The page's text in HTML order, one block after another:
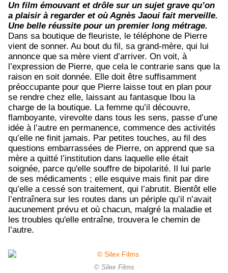
Un film émouvant et drôle sur un sujet grave qu’on
a plaisir à regarder et où Agnès Jaoui fait merveille.
Une belle réussite pour un premier long métrage.
Dans sa boutique de fleuriste, le téléphone de Pierre
vient de sonner. Au bout du fil, sa grand-mère, qui lui
annonce que sa mère vient d’arriver. On voit, à
l’expression de Pierre, que cela le contrarie sans que la
raison en soit donnée. Elle doit être suffisamment
préoccupante pour que Pierre laisse tout en plan pour
se rendre chez elle, laissant au fantasque Ibou la
charge de la boutique. La femme qu’il découvre,
flamboyante, virevolte dans tous les sens, passe d’une
idée à l’autre en permanence, commence des activités
qu’elle ne finit jamais. Par petites touches, au fil des
questions embarrassées de Pierre, on apprend que sa
mère a quitté l’institution dans laquelle elle était
soignée, parce qu'elle souffre de bipolarité. Il lui parle
de ses médicaments ; elle esquive mais finit par dire
qu’elle a cessé son traitement, qui l’abrutit. Bientôt elle
l’entraînera sur les routes dans un périple qu’il n’avait
aucunement prévu et où chacun, malgré la maladie et
les troubles qu'elle entraîne, trouvera le chemin de
l’autre.
© Silex Films